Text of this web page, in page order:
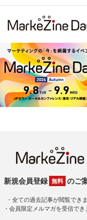
新規会員登録 無料 のご
・全ての過去記事が閲覧でき
・会員限定メルマガを受信でき